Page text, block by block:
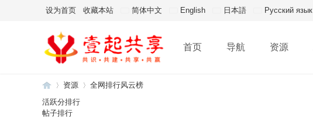
设为首页 收藏本站 简体中文 English 日本語 Русский язык
首页 导航 资源
资源
全网排行风云榜
活跃分排行
帖子排行